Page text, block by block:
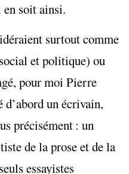
en soit ainsi.
surtout comme
et politique) ou
pour moi Pierre
un écrivain,
précisément : un
de la prose et de la
essayistes